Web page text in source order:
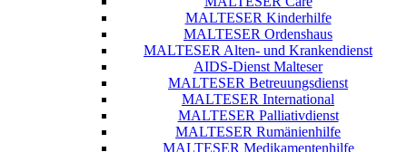
MALTESER Kinderhilfe
MALTESER Ordenshaus
MALTESER Alten- und Krankendienst
AIDS-Dienst Malteser
MALTESER Betreuungsdienst
MALTESER International
MALTESER Palliativdienst
MALTESER Rumänienhilfe
MALTESER Medikamentenhilfe